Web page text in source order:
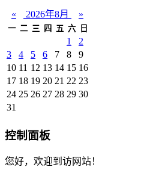
« 2026年8月 »
一 二 三 四 五 六 日
1
2
3
4 5 6 7 8
9
10 11 12 13 14 15 16
17 18 19 20 21 22 23
24 25 26 27 28 29 30
31
控制面板
您好，欢迎到访网站！